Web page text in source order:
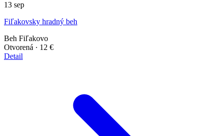
13 sep
Fiľakovsky hradný beh
Beh Fiľakovo
Otvorená · 12 €
Detail